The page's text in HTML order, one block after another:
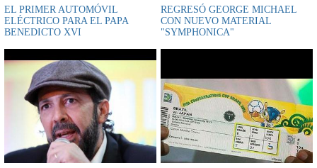
EL PRIMER AUTOMÓVIL
ELÉCTRICO PARA EL PAPA
BENEDICTO XVI
REGRESÓ GEORGE MICHAEL
CON NUEVO MATERIAL
"SYMPHONICA"